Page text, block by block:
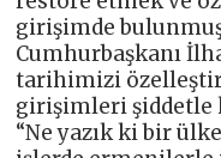
girişimde
Cumhurbaşkanı
tarihimizi
girişimleri şiddetle
“Ne yazık ki bir